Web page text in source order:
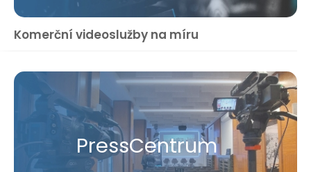
Komerční videoslužby na míru
Press​Centrum